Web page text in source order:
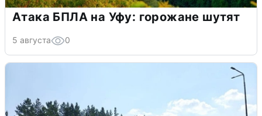
Атака БПЛА на Уфу: горожане шутят
5 августа 0